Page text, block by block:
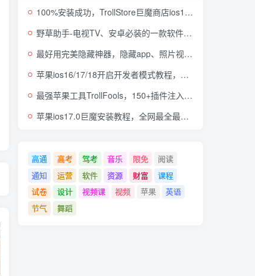
100%安装成功，TrollStore巨魔商店ios17来了，这些系统马上起飞了
野草助手-电视TV、安卓必装的一款软件，超级好用
最好用完美隐藏神器，隐藏app、照片视频，自身伪装成计算器，完全免费无广
苹果ios16/17/18开启开发者模式教程，开发者模式有什么用
最强苹果工具TrollFools，150+插件注入，让你的iphone起飞！
苹果ios17.0巨魔安装教程，全网最全最细TrollStore巨魔商店方法，支持所有机型
高通 高考 驾考 音乐 限免
阅读
通知
运营 软件 资源 财富
课程
试卷
设计 视频课 视频 苹果
英语
节气
舞蹈